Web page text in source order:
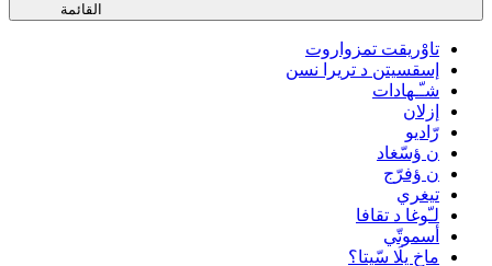
القائمة
تاوْريقت تمزواروت
إسقسيتن د تريرا نسن
شـّـهادات
إزلان
رّاديو
ن ؤسّغاد
ن ؤفرّج
تيغري
لـّوغا د تقافا
أسموتّي
ماخ يلَا سّيتا؟